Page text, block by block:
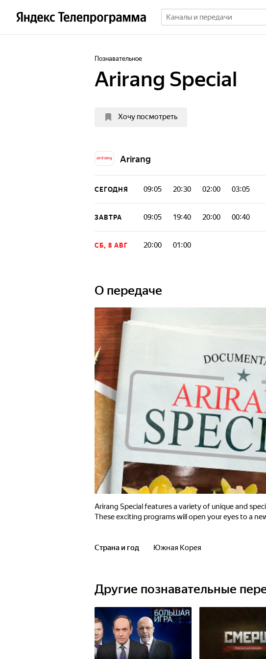
Познавательное
Arirang Special
Хочу посмотреть
Arirang
СЕГОДНЯ 09:05 20:30 02:00 03:05
ЗАВТРА 09:05 19:40 20:00 00:40
СБ, 8 АВГ 20:00 01:00
О передаче
Arirang Special features a variety of unique and
These exciting programs will open your eyes to a
Страна и год Южная Корея
Другие познавательные